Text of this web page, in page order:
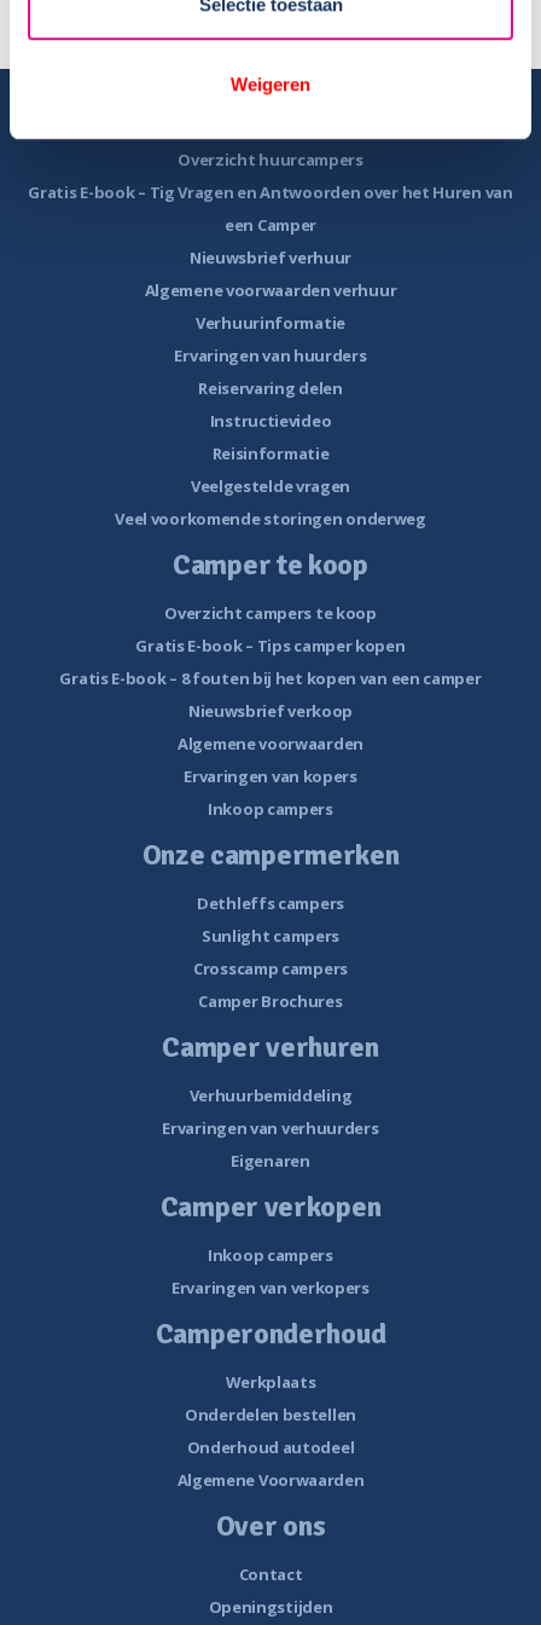
Selectie toestaan
Weigeren
Overzicht huurcampers
Gratis E-book – Tig Vragen en Antwoorden over het Huren van
een Camper
Nieuwsbrief verhuur
Algemene voorwaarden verhuur
Verhuurinformatie
Ervaringen van huurders
Reiservaring delen
Instructievideo
Reisinformatie
Veelgestelde vragen
Veel voorkomende storingen onderweg
Camper te koop
Overzicht campers te koop
Gratis E-book – Tips camper kopen
Gratis E-book – 8 fouten bij het kopen van een camper
Nieuwsbrief verkoop
Algemene voorwaarden
Ervaringen van kopers
Inkoop campers
Onze campermerken
Dethleffs campers
Sunlight campers
Crosscamp campers
Camper Brochures
Camper verhuren
Verhuurbemiddeling
Ervaringen van verhuurders
Eigenaren
Camper verkopen
Inkoop campers
Ervaringen van verkopers
Camperonderhoud
Werkplaats
Onderdelen bestellen
Onderhoud autodeel
Algemene Voorwaarden
Over ons
Contact
Openingstijden